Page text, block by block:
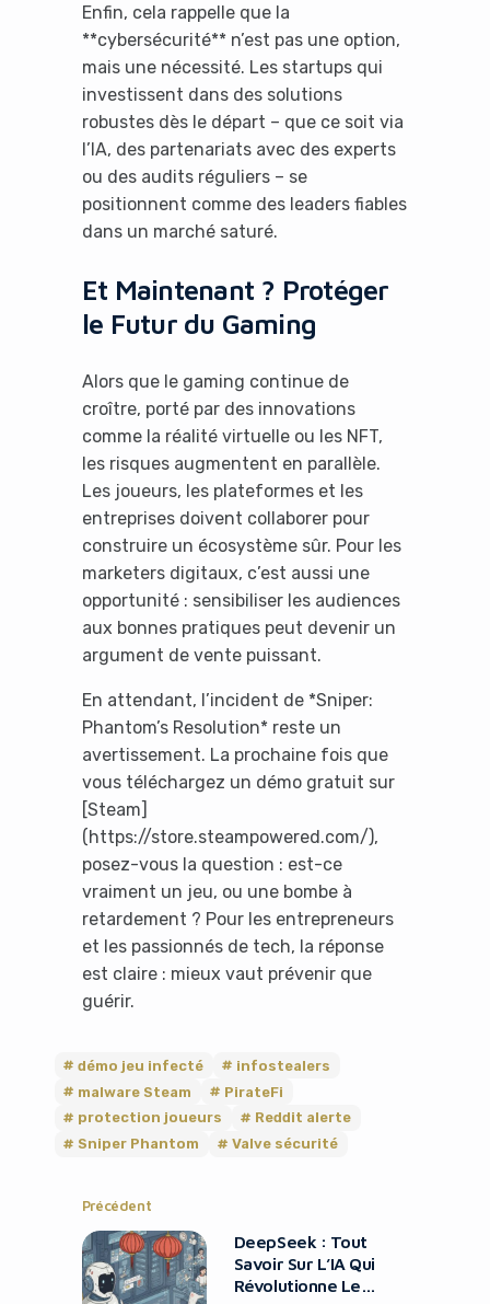
Enfin, cela rappelle que la
**cybersécurité** n’est pas une option,
mais une nécessité. Les startups qui
investissent dans des solutions
robustes dès le départ – que ce soit via
l’IA, des partenariats avec des experts
ou des audits réguliers – se
positionnent comme des leaders fiables
dans un marché saturé.
Et Maintenant ? Protéger
le Futur du Gaming
Alors que le gaming continue de
croître, porté par des innovations
comme la réalité virtuelle ou les NFT,
les risques augmentent en parallèle.
Les joueurs, les plateformes et les
entreprises doivent collaborer pour
construire un écosystème sûr. Pour les
marketers digitaux, c’est aussi une
opportunité : sensibiliser les audiences
aux bonnes pratiques peut devenir un
argument de vente puissant.
En attendant, l’incident de *Sniper:
Phantom’s Resolution* reste un
avertissement. La prochaine fois que
vous téléchargez un démo gratuit sur
[Steam]
(https://store.steampowered.com/),
posez-vous la question : est-ce
vraiment un jeu, ou une bombe à
retardement ? Pour les entrepreneurs
et les passionnés de tech, la réponse
est claire : mieux vaut prévenir que
guérir.
démo jeu infecté
infostealers
malware Steam
PirateFi
protection joueurs
Reddit alerte
Sniper Phantom
Valve sécurité
Précédent
DeepSeek : Tout
Savoir Sur L’IA Qui
Révolutionne Le
Yes, I will turn off Ad-Blocker
No Thanks